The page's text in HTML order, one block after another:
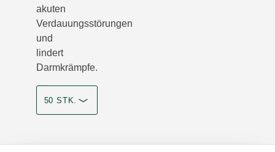
akuten
Verdauungsstörungen
und
lindert
Darmkrämpfe.
50 STK.